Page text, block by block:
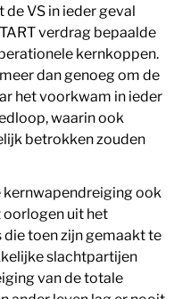
VS in ieder geval
verdrag bepaalde
kernkoppen.
dan genoeg om de
het voorkwam in ieder
waarin ook
betrokken zouden
kernwapendreiging ook
oorlogen uit het
toen zijn gemaakt te
slachtpartijen
van de totale